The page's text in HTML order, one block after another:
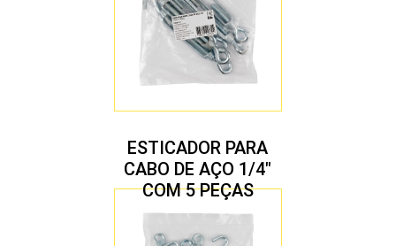
ESTICADOR PARA
CABO DE AÇO 1/4″
COM 5 PEÇAS